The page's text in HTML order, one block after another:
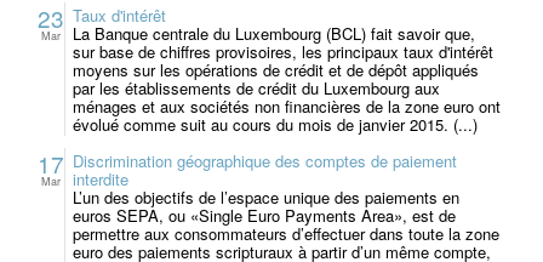
23
Mar
Taux d'intérêt
La Banque centrale du Luxembourg (BCL) fait savoir que,
sur base de chiffres provisoires, les principaux taux d'intérêt
moyens sur les opérations de crédit et de dépôt appliqués
par les établissements de crédit du Luxembourg aux
ménages et aux sociétés non financières de la zone euro ont
évolué comme suit au cours du mois de janvier 2015. (...)
17
Mar
Discrimination géographique des comptes de paiement
interdite
L’un des objectifs de l’espace unique des paiements en
euros SEPA, ou «Single Euro Payments Area», est de
permettre aux consommateurs d’effectuer dans toute la zone
euro des paiements scripturaux à partir d’un même compte,